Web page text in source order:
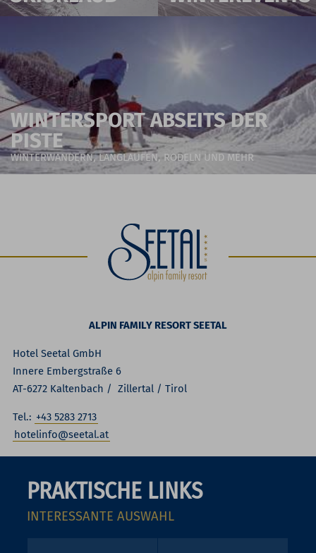
WINTERSPORT ABSEITS DER
PISTE
WINTERWANDERN, LANGLAUFEN, RODELN UND MEHR
ALPIN FAMILY RESORT SEETAL
Hotel Seetal GmbH
Innere Embergstraße 6
AT-6272 Kaltenbach / Zillertal / Tirol
Tel.: +43 5283 2713
hotelinfo@seetal.at
PRAKTISCHE LINKS
INTERESSANTE AUSWAHL